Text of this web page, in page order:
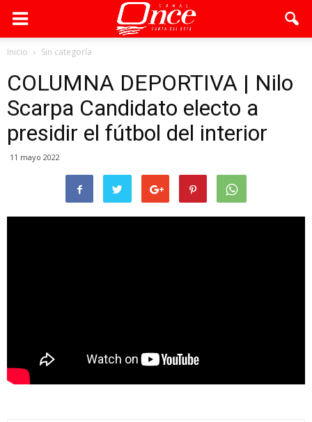
Inicio Sin categoría
COLUMNA DEPORTIVA | Nilo
Scarpa Candidato electo a
presidir el fútbol del interior
11 mayo 2022